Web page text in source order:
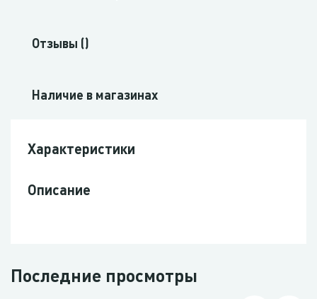
Отзывы ()
Наличие в магазинах
Характеристики
Описание
Последние просмотры